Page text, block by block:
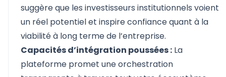
suggère que les investisseurs institutionnels voient
un réel potentiel et inspire confiance quant à la
viabilité à long terme de l’entreprise.
Capacités d’intégration poussées : La
plateforme promet une orchestration